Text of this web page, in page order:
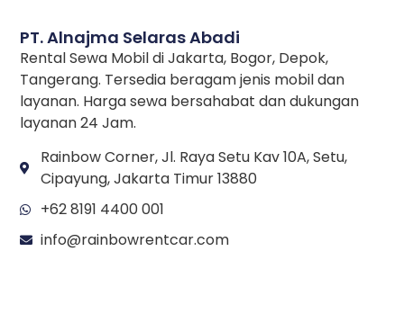
PT. Alnajma Selaras Abadi
Rental Sewa Mobil di Jakarta, Bogor, Depok,
Tangerang. Tersedia beragam jenis mobil dan
layanan. Harga sewa bersahabat dan dukungan
layanan 24 Jam.
Rainbow Corner, Jl. Raya Setu Kav 10A, Setu,
Cipayung, Jakarta Timur 13880
+62 8191 4400 001
info@rainbowrentcar.com